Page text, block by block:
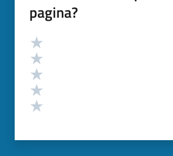
pagina?
Valutazione